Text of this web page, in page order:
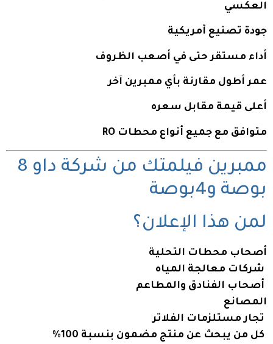
العكسي
جودة تصنيع أمريكية
أداء مستقر حتى في أصعب الظروف
عمر أطول مقارنة بأي ممبرين آخر
أعلى قيمة مقابل سعره
متوافق مع جميع أنواع محطات RO
ممبرين فيلمتك من شركة داو 8
بوصة و4بوصة
لمن هذا الإعلان؟
أصحاب محطات التحلية
شركات معالجة المياه
أصحاب الفنادق والمطاعم
المصانع
تجار مستلزمات الفلاتر
كل من يبحث عن منتج مضمون بنسبة 100%